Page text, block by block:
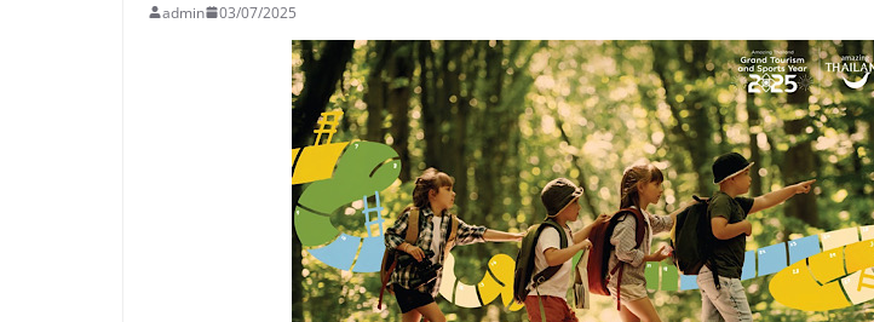
admin 03/07/2025